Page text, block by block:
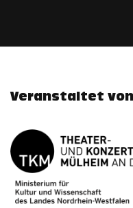
Veranstaltet von